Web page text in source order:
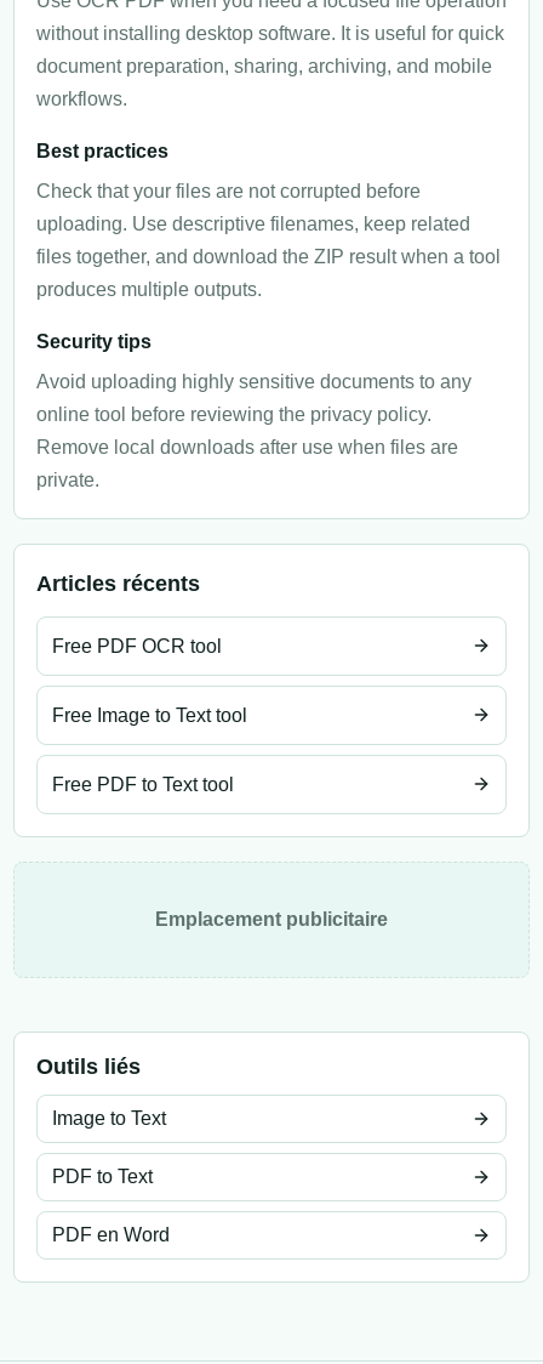
without installing desktop software. It is useful for quick
document preparation, sharing, archiving, and mobile
workflows.
Best practices
Check that your files are not corrupted before
uploading. Use descriptive filenames, keep related
files together, and download the ZIP result when a tool
produces multiple outputs.
Security tips
Avoid uploading highly sensitive documents to any
online tool before reviewing the privacy policy.
Remove local downloads after use when files are
private.
Articles récents
Free PDF OCR tool
Free Image to Text tool
Free PDF to Text tool
Emplacement publicitaire
Outils liés
Image to Text
PDF to Text
PDF en Word